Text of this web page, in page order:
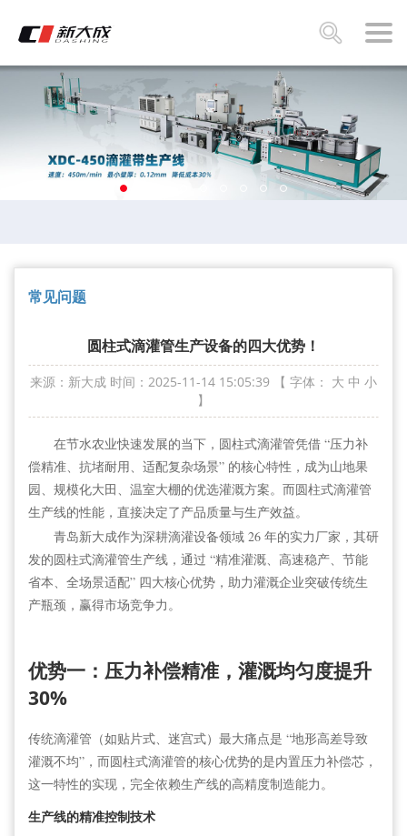
常见问题
圆柱式滴灌管生产设备的四大优势！
来源：新大成 时间：2025-11-14 15:05:39 【 字体： 大 中 小
】
在节水农业快速发展的当下，圆柱式滴灌管凭借 “压力补
偿精准、抗堵耐用、适配复杂场景” 的核心特性，成为山地果
园、规模化大田、温室大棚的优选灌溉方案。而圆柱式滴灌管
生产线的性能，直接决定了产品质量与生产效益。
青岛新大成作为深耕滴灌设备领域 26 年的实力厂家，其研
发的圆柱式滴灌管生产线，通过 “精准灌溉、高速稳产、节能
省本、全场景适配” 四大核心优势，助力灌溉企业突破传统生
产瓶颈，赢得市场竞争力。
优势一：压力补偿精准，灌溉均匀度提升
30%
传统滴灌管 （如贴片式、迷宫式）最大痛点是 “地形高差导致
灌溉不均”，而圆柱式滴灌管的核心优势的是内置压力补偿芯，
这一特性的实现，完全依赖生产线的高精度制造能力。
生产线的精准控制技术